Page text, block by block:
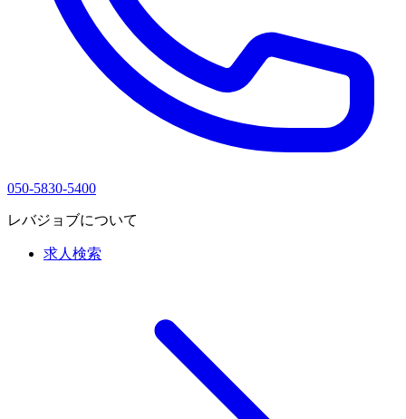
050-5830-5400
レバジョブについて
求人検索